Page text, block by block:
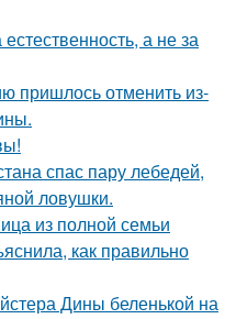
а не за
пришлось отменить из-
спас пару лебедей,
ловушки.
из полной семьи
как правильно
Дины беленькой на